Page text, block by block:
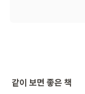
같이 보면 좋은 책